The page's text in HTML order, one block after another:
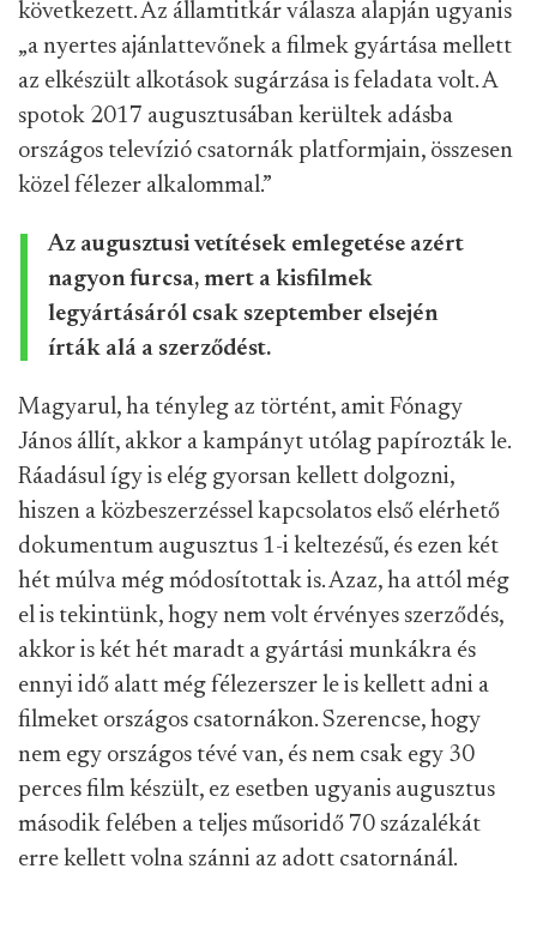
következett. Az államtitkár válasza alapján ugyanis
„a nyertes ajánlattevőnek a filmek gyártása mellett
az elkészült alkotások sugárzása is feladata volt. A
spotok 2017 augusztusában kerültek adásba
országos televízió csatornák platformjain, összesen
közel félezer alkalommal.”
Az augusztusi vetítések emlegetése azért
nagyon furcsa, mert a kisfilmek
legyártásáról csak szeptember elsején
írták alá a szerződést.
Magyarul, ha tényleg az történt, amit Fónagy
János állít, akkor a kampányt utólag papírozták le.
Ráadásul így is elég gyorsan kellett dolgozni,
hiszen a közbeszerzéssel kapcsolatos első elérhető
dokumentum augusztus 1-i keltezésű, és ezen két
hét múlva még módosítottak is. Azaz, ha attól még
el is tekintünk, hogy nem volt érvényes szerződés,
akkor is két hét maradt a gyártási munkákra és
ennyi idő alatt még félezerszer le is kellett adni a
filmeket országos csatornákon. Szerencse, hogy
nem egy országos tévé van, és nem csak egy 30
perces film készült, ez esetben ugyanis augusztus
második felében a teljes műsoridő 70 százalékát
erre kellett volna szánni az adott csatornánál.